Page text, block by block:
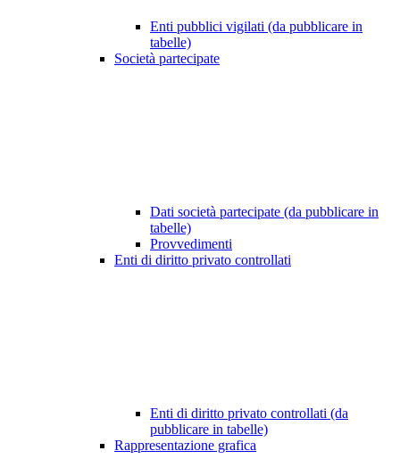
Enti pubblici vigilati (da pubblicare in
tabelle)
Società partecipate
Dati società partecipate (da pubblicare in
tabelle)
Provvedimenti
Enti di diritto privato controllati
Enti di diritto privato controllati (da
pubblicare in tabelle)
Rappresentazione grafica